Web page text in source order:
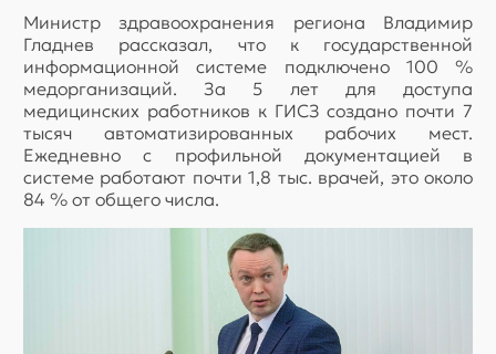
Министр здравоохранения региона Владимир
Гладнев рассказал, что к государственной
информационной системе подключено 100 %
медорганизаций. За 5 лет для доступа
медицинских работников к ГИСЗ создано почти 7
тысяч автоматизированных рабочих мест.
Ежедневно с профильной документацией в
системе работают почти 1,8 тыс. врачей, это около
84 % от общего числа.